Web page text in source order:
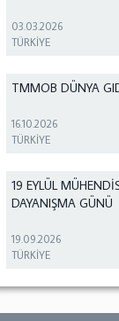
03.03.2026
TÜRKİYE
TMMOB DÜNYA
16.10.2026
TÜRKİYE
19 EYLÜL
DAYANIŞMA GÜNÜ
19.09.2026
TÜRKİYE